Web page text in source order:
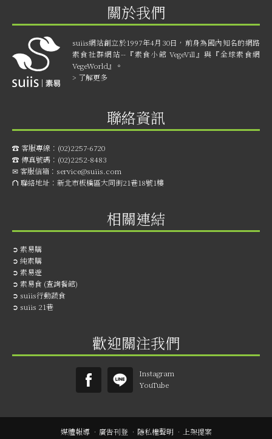
關於我們
suiis網站創立於1997年4月30日，前身為國內知名的網路
素食社群網站--『素食小館 VegeVill』與『全球素食網
VegeWorld』。
> 了解更多
聯絡資訊
☎︎ 客服專線： (02)2257-6720
☎︎ 傳真號碼： (02)2252-8483
✉ 客服信箱： service@suiis.com
⛫ 聯絡地址： 新北市板橋區大同街21巷18號1樓
相關連結
➲ 素易購
➲ 純素購
➲ 素易遊
➲ 素易食 (查詢餐館)
➲ suiis行動蔬食
➲ suiis 21巷
歡迎關注我們
Instagram
YouTube
媒體報導． 廣告刊登． 隱私權聲明． 上架提案